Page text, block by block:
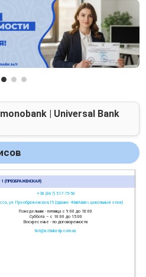
| Universal Bank
(ПРЕОБРАЖЕНСКАЯ)
+38 (067) 517-75-50
ул. Преображенская,15 (здание «КийАвиа», цокольный этаж)
Понедельник - пятница с 9:00 до 18:00
Суббота – с 10:00 до 15:00
Воскресенье - по договоренности
hot@azbuka-bp.com.ua